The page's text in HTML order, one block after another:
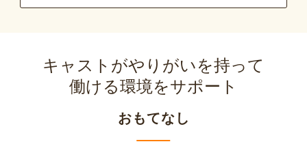
キャストがやりがいを持って
働ける環境をサポート
おもてなし